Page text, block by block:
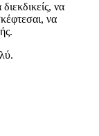
να
να